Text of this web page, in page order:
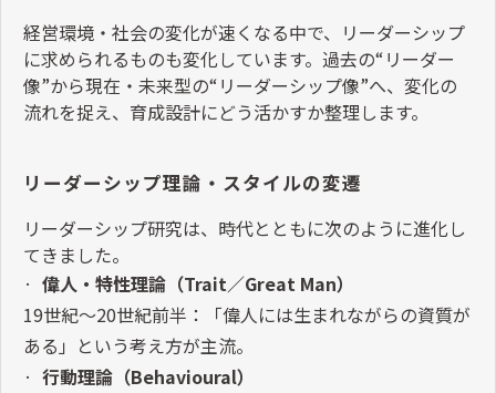
経営環境・社会の変化が速くなる中で、リーダーシップ
に求められるものも変化しています。過去の“リーダー
像”から現在・未来型の“リーダーシップ像”へ、変化の
流れを捉え、育成設計にどう活かすか整理します。
リーダーシップ理論・スタイルの変遷
リーダーシップ研究は、時代とともに次のように進化し
てきました。
· 偉人・特性理論（Trait／Great Man）
19世紀〜20世紀前半：「偉人には生まれながらの資質が
ある」という考え方が主流。
· 行動理論（Behavioural）